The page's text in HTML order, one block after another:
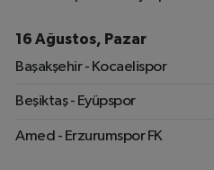
16 Ağustos, Pazar
Başakşehir - Kocaelispor
Beşiktaş - Eyüpspor
Amed - Erzurumspor FK